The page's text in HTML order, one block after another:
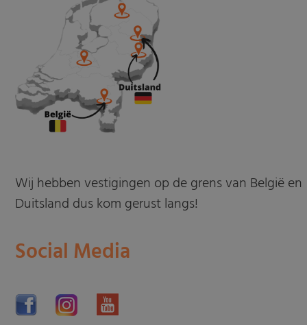
Wij hebben vestigingen op de grens van België en
Duitsland dus kom gerust langs!
Social Media